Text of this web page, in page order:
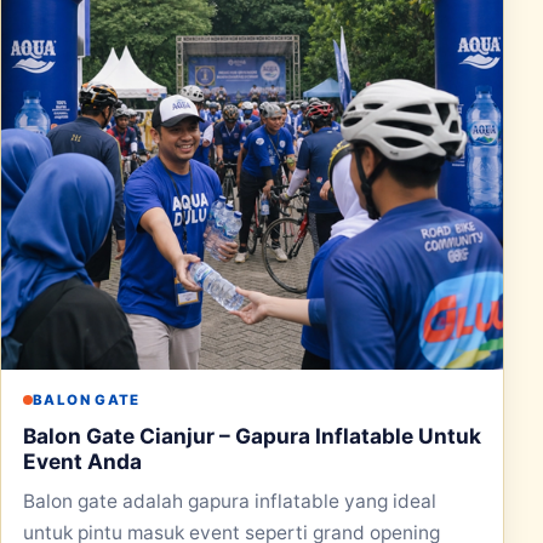
BALON GATE
Balon Gate Cianjur – Gapura Inflatable Untuk
Event Anda
Balon gate adalah gapura inflatable yang ideal
untuk pintu masuk event seperti grand opening